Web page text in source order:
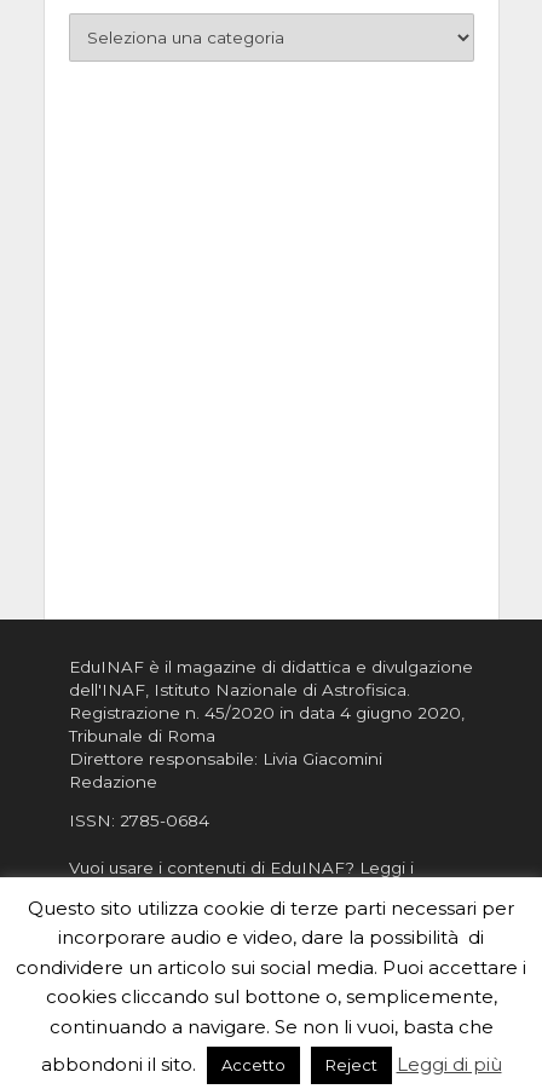
EduINAF è il magazine di didattica e divulgazione
dell'INAF, Istituto Nazionale di Astrofisica
Registrazione n. 45/2020 in data 4 giugno 2020,
Tribunale di Roma
Direttore responsabile: Livia Giacomini
Redazione
ISSN: 2785-0684
Vuoi usare i contenuti di EduINAF? Leggi i
Informativa sulla Privacy
Informatva sui Cookie
Per la rubrica de l'Astronomo risponde, per
inviarci le tue foto o i tuoi contributi, scrivici a
redazione.edu [chiocciola] inaf.it oppure
il form
Questo sito utilizza cookie di terze parti necessari per
incorporare audio e video, dare la possibilità di
condividere un articolo sui social media. Puoi accettare i
cookies cliccando sul bottone o, semplicemente,
continuando a navigare. Se non li vuoi, basta che
abbondoni il sito.
Accetto Reject Leggi di più